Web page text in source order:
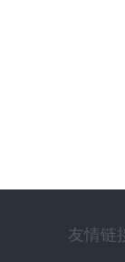
友情链